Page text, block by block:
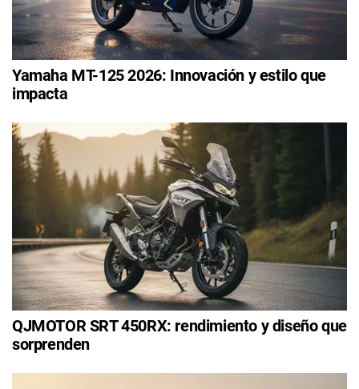
Yamaha MT-125 2026: Innovación y estilo que
impacta
QJMOTOR SRT 450RX: rendimiento y diseño que
sorprenden